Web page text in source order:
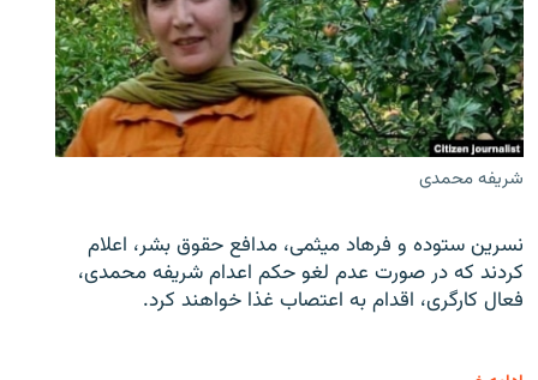
شریفه محمدی
نسرین ستوده و فرهاد میثمی، مدافع حقوق بشر، اعلام
کردند که در صورت عدم لغو حکم اعدام شریفه محمدی،
فعال کارگری، اقدام به اعتصاب غذا خواهند کرد.